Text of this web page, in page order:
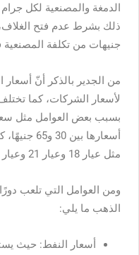
الدمغة والمصنعية لكل
جنيهات من تكلفة
من الجدير بالذكر أنّ
لأسعار الشركات، كما
بسبب بعض العوامل مثل سعر
أسعارها
مثل عيار 18 وعيار 21 وعيار 24.
ومن العوامل التي تلعب
الذهب ما يلي:
أسعار النفط: حيث